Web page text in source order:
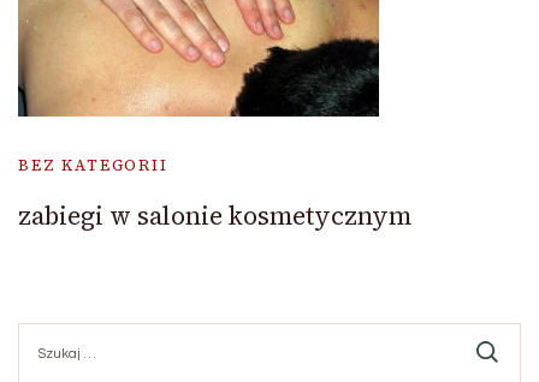
BEZ KATEGORII
zabiegi w salonie kosmetycznym